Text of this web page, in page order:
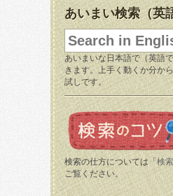
あいまい検索（英
あいまいな日本語で（英語
きます。上手く動くか分か
試しです。
検索の仕方については「 検
ご覧ください。